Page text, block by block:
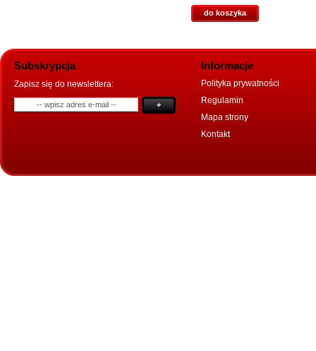
do koszyka
Informacje
Subskrypcja
Zapisz się do newslettera:
+
Polityka prywatności
Regulamin
Mapa strony
Kontakt